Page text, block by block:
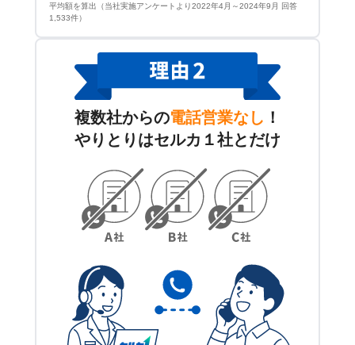
平均額を算出（当社実施アンケートより2022年4月～2024年9月 回答
1,533件）
複数社からの電話営業なし ！
やりとりはセルカ１社とだけ